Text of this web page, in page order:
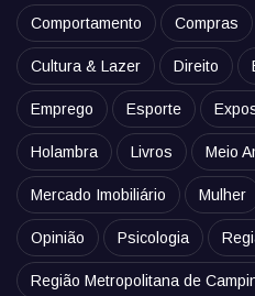
Comportamento Compras
Cultura & Lazer Direito
Emprego Esporte
Holambra Livros Meio
Mercado Imobiliário Mulher
Opinião Psicologia
Região Metropolitana de